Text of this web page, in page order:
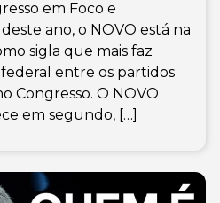
em Foco e
ano, o NOVO está na
sigla que mais faz
entre os partidos
Congresso. O NOVO
em segundo, […]